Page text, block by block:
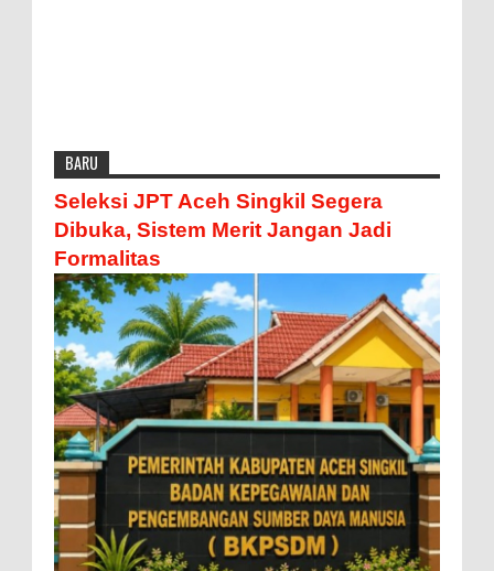
BARU
Seleksi JPT Aceh Singkil Segera
Dibuka, Sistem Merit Jangan Jadi
Formalitas